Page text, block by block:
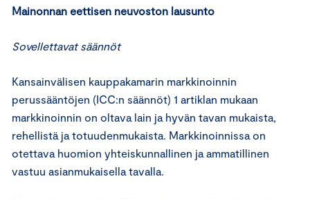
Mainonnan eettisen neuvoston lausunto
Sovellettavat säännöt
Kansainvälisen kauppakamarin markkinoinnin
perussääntöjen (ICC:n säännöt) 1 artiklan mukaan
markkinoinnin on oltava lain ja hyvän tavan mukaista,
rehellistä ja totuudenmukaista. Markkinoinnissa on
otettava huomion yhteiskunnallinen ja ammatillinen
vastuu asianmukaisella tavalla.